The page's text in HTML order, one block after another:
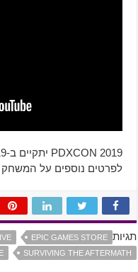
לפרטים נוספים על המשחק
תגיות EPIC GAMES STORE
SURVIVING THE AFTERMATH